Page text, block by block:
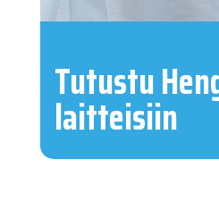
Tutustu
laitteisiin